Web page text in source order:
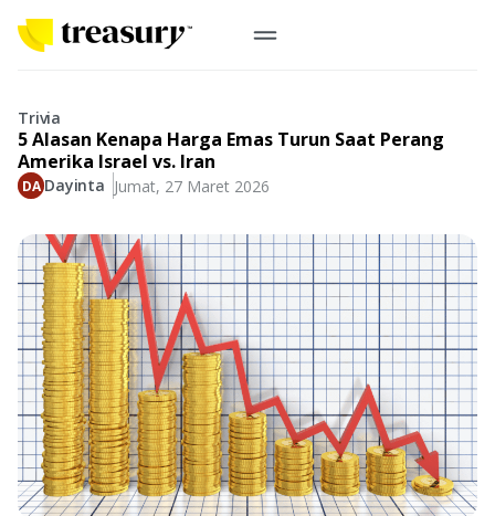
Emas Fisik
Logam Mulia
Antam, UBS
Koin Emas
Koin Nusantara, Lunar & Custom
Perhiasan
From Story
Buyback
Jual emas kamu ke Treasury
Event
Perusahaan
Gold for Good
Berkontribusi pada hal yang benar-benar berarti
#BuatMasaDepan
Green Gold
Indonesia
Indonesia
Trivia
5 Alasan Kenapa Harga Emas Turun Saat Perang
Amerika Israel vs. Iran
Dayinta Jumat, 27 Maret 2026